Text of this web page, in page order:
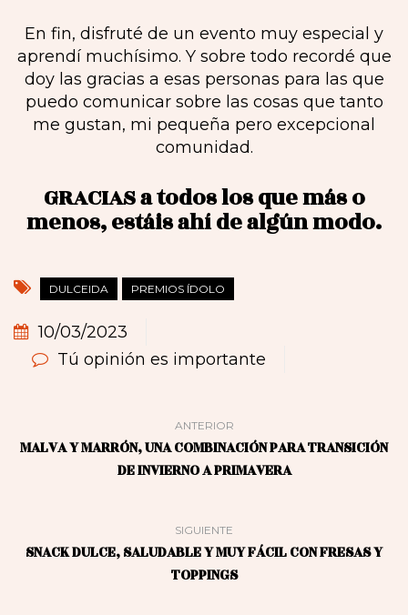
En fin, disfruté de un evento muy especial y
aprendí muchísimo. Y sobre todo recordé que
doy las gracias a esas personas para las que
puedo comunicar sobre las cosas que tanto
me gustan, mi pequeña pero excepcional
comunidad.
GRACIAS a todos los que más o
menos, estáis ahí de algún modo.
DULCEIDA PREMIOS ÍDOLO
10/03/2023
Tú opinión es importante
ANTERIOR
MALVA Y MARRÓN, UNA COMBINACIÓN PARA TRANSICIÓN
DE INVIERNO A PRIMAVERA
SIGUIENTE
SNACK DULCE, SALUDABLE Y MUY FÁCIL CON FRESAS Y
TOPPINGS